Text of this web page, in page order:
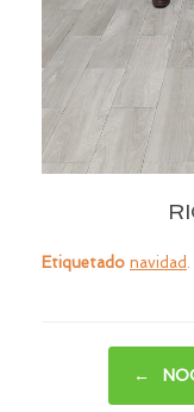
Etiquetado navidad .
←